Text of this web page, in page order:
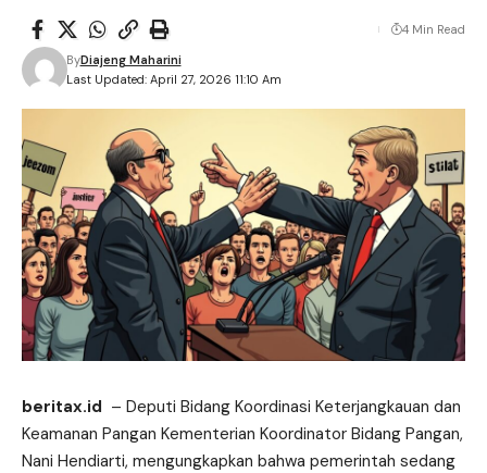
Last Updated: April 27, 2026 11:10 Am
ByDiajeng Maharini
4 Min Read
beritax.id – Deputi Bidang Koordinasi Keterjangkauan dan
Keamanan Pangan Kementerian Koordinator Bidang Pangan,
Nani Hendiarti, mengungkapkan bahwa pemerintah sedang